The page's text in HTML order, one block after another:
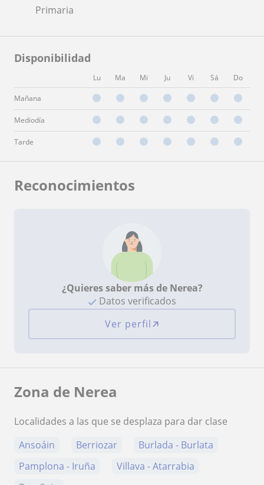
Primaria
Disponibilidad
Lu Ma Mi Ju Vi Sá Do
Mañana
Mediodía
Tarde
Reconocimientos
¿Quieres saber más de Nerea?
Datos verificados
Ver perfil
Zona de Nerea
Localidades a las que se desplaza para dar clase
Ansoáin
Berriozar
Burlada - Burlata
Pamplona - Iruña
Villava - Atarrabia